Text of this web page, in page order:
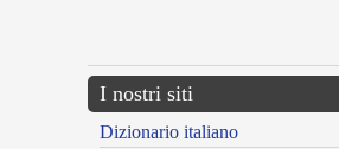
I nostri siti
Dizionario italiano